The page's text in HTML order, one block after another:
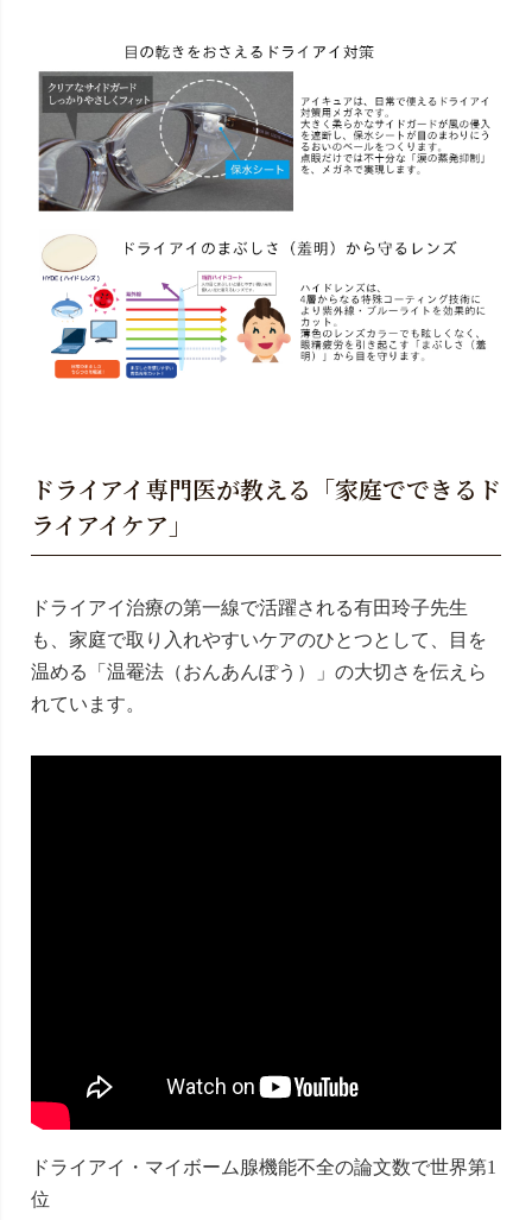
ドライアイ専門医が教える「家庭でできるド
ライアイケア」
ドライアイ治療の第一線で活躍される有田玲子先生
も、家庭で取り入れやすいケアのひとつとして、目を
温める「温罨法（おんあんぽう）」の大切さを伝えら
れています。
ドライアイ・マイボーム腺機能不全の論文数で世界第1
位